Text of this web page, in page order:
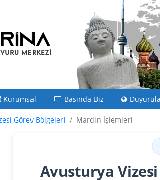
Kurumsal Basında Biz
Görev Bölgeleri Mardin İşlemleri
Avusturya Vizesi